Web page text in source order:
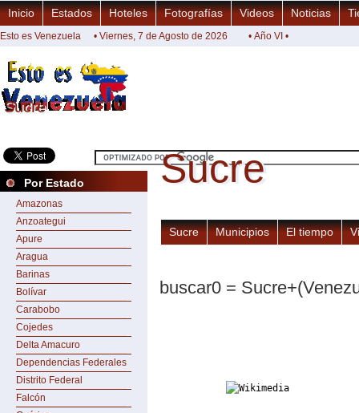
Sucre
Sucre
Inicio Estados Hoteles Fotografías Videos Noticias
Esto es Venezuela • Viernes, 7 de Agosto de 2026 • Año VI •
Por Estado
Amazonas
Anzoategui
Apure
Aragua
Barinas
Bolívar
Carabobo
Cojedes
Delta Amacuro
Dependencias Federales
Distrito Federal
Falcón
Sucre
Sucre
Sucre Municipios El tiempo
buscar0 =